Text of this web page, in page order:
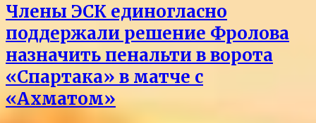
Члены ЭСК единогласно
поддержали решение Фролова
назначить пенальти в ворота
«Спартака» в матче с
«Ахматом»